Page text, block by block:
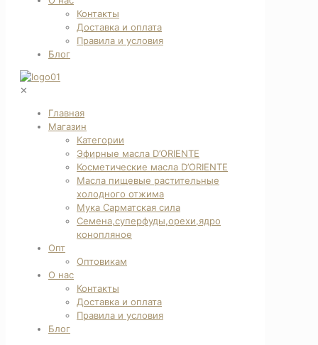
Контакты
Доставка и оплата
Правила и условия
Блог
✕
Главная
Магазин
Категории
Эфирные масла D’ORIENTE
Косметические масла D’ORIENTE
Масла пищевые растительные
холодного отжима
Мука Сарматская сила
Семена,суперфуды,орехи,ядро
конопляное
Опт
Оптовикам
О нас
Контакты
Доставка и оплата
Правила и условия
Блог